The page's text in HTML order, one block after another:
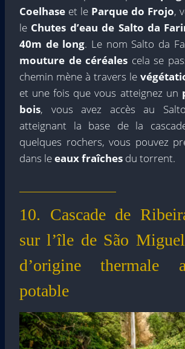
Coelhase et le Parque do Frojo,
le Chutes d’eau de Salto da
40m de long. Le nom Salto da
mouture de céréales cela se
chemin mène à travers le
et une fois que vous atteignez un
bois, vous avez accès au
atteignant la base de la
quelques rochers, vous pouvez
dans leeaux fraîches du torrent.
10. Cascade de
sur l’île de São
d’origine thermale
potable